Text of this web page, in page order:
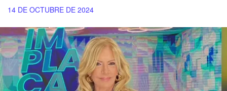
14 DE OCTUBRE DE 2024